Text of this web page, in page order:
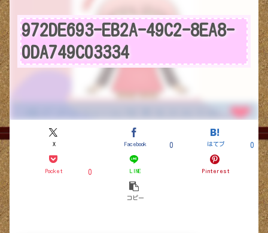
972DE693-EB2A-49C2-8EA8-
0DA749C03334
X Facebook 0 はてブ 0
Pocket 0 LINE Pinterest
コピー